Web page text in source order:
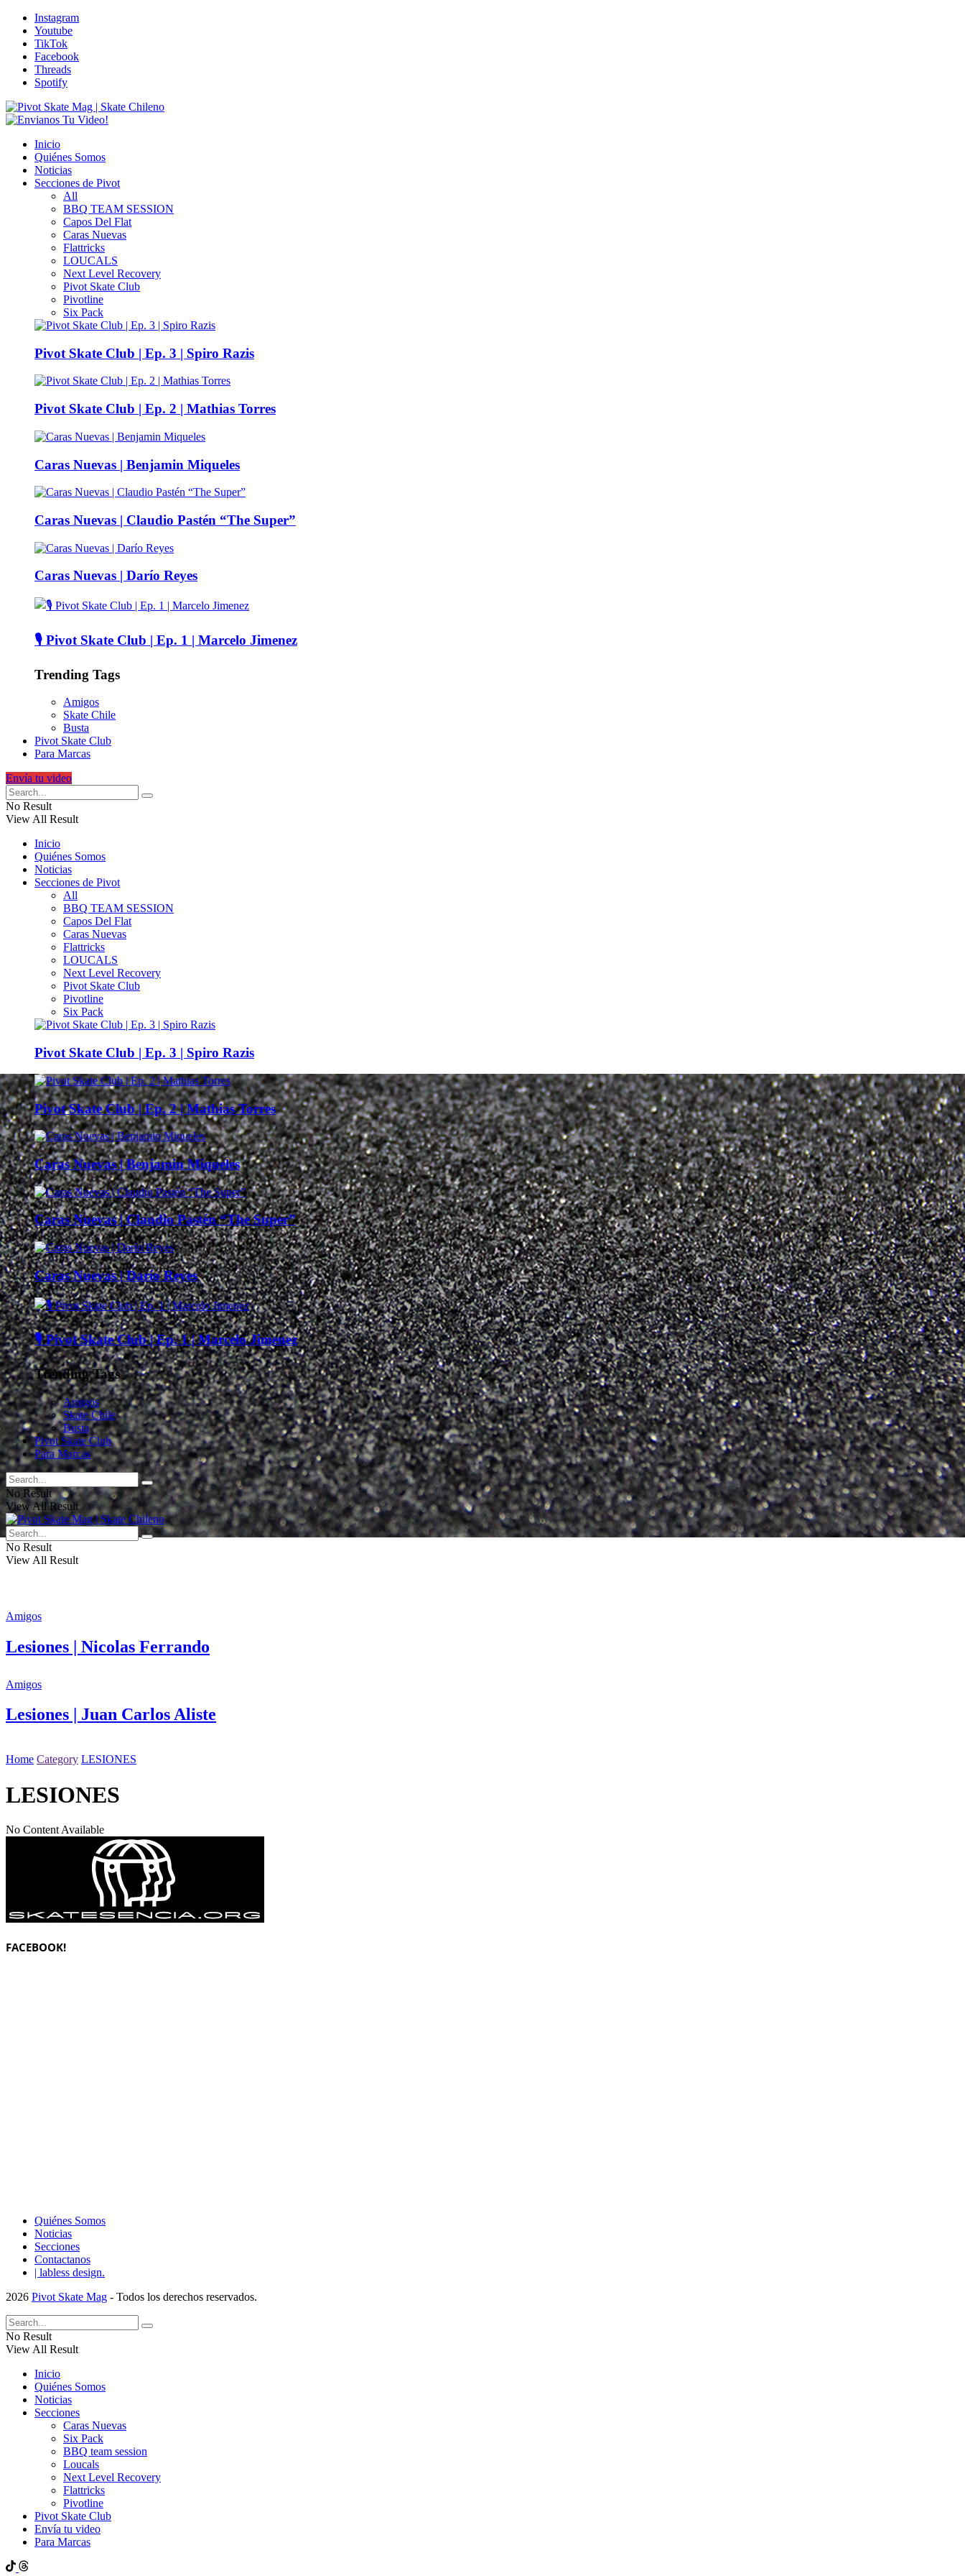
Instagram
Youtube
TikTok
Facebook
Threads
Spotify
Inicio
Quiénes Somos
Noticias
Secciones de Pivot
All
BBQ TEAM SESSION
Capos Del Flat
Caras Nuevas
Flattricks
LOUCALS
Next Level Recovery
Pivot Skate Club
Pivotline
Six Pack
Pivot Skate Club | Ep. 3 | Spiro Razis
Pivot Skate Club | Ep. 2 | Mathias Torres
Caras Nuevas | Benjamin Miqueles
Caras Nuevas | Claudio Pastén “The Super”
Caras Nuevas | Darío Reyes
🎙️ Pivot Skate Club | Ep. 1 | Marcelo Jimenez
Trending Tags
Amigos
Skate Chile
Busta
Pivot Skate Club
Para Marcas
Envía tu video
No Result
View All Result
Inicio
Quiénes Somos
Noticias
Secciones de Pivot
All
BBQ TEAM SESSION
Capos Del Flat
Caras Nuevas
Flattricks
LOUCALS
Next Level Recovery
Pivot Skate Club
Pivotline
Six Pack
Pivot Skate Club | Ep. 3 | Spiro Razis
Pivot Skate Club | Ep. 2 | Mathias Torres
Caras Nuevas | Benjamin Miqueles
Caras Nuevas | Claudio Pastén “The Super”
Caras Nuevas | Darío Reyes
🎙️ Pivot Skate Club | Ep. 1 | Marcelo Jimenez
Trending Tags
Amigos
Skate Chile
Busta
Pivot Skate Club
Para Marcas
No Result
View All Result
No Result
View All Result
Amigos
Lesiones | Nicolas Ferrando
Amigos
Lesiones | Juan Carlos Aliste
Home Category LESIONES
LESIONES
No Content Available
FACEBOOK!
Quiénes Somos
Noticias
Secciones
Contactanos
| labless design.
2026 Pivot Skate Mag - Todos los derechos reservados.
No Result
View All Result
Inicio
Quiénes Somos
Noticias
Secciones
Caras Nuevas
Six Pack
BBQ team session
Loucals
Next Level Recovery
Flattricks
Pivotline
Pivot Skate Club
Envía tu video
Para Marcas